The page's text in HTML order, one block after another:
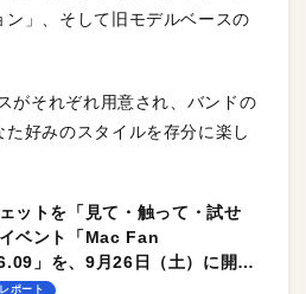
」、そして旧モデルベースの
がそれぞれ用意され、バンドの
好みのスタイルを存分に楽し
ットを「見て・触って・試せ
ベント「Mac Fan
」を、9月26日（土）に開催
レポート